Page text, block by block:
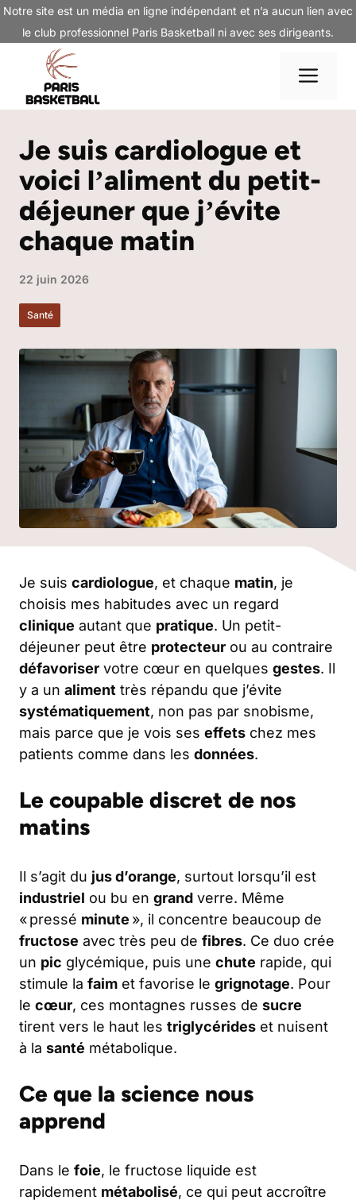
Aller
contenu
Notre site est un média en ligne indépendant et n’a aucun lien avec
le club professionnel Paris Basketball ni avec ses dirigeants.
Je suis cardiologue et
voici lʼaliment du petit-
déjeuner que jʼévite
chaque matin
22 juin 2026
Santé
Je suis cardiologue, et chaque matin, je
choisis mes habitudes avec un regard
clinique autant que pratique. Un petit-
déjeuner peut être protecteur ou au contraire
défavoriser votre cœur en quelques gestes. Il
y a un aliment très répandu que j’évite
systématiquement, non pas par snobisme,
mais parce que je vois ses effets chez mes
patients comme dans les données.
Le coupable discret de nos
matins
Il s’agit du jus d’orange, surtout lorsqu’il est
industriel ou bu en grand verre. Même
« pressé minute », il concentre beaucoup de
fructose avec très peu de fibres. Ce duo crée
un pic glycémique, puis une chute rapide, qui
stimule la faim et favorise le grignotage. Pour
le cœur, ces montagnes russes de sucre
tirent vers le haut les triglycérides et nuisent
à la santé métabolique.
Ce que la science nous
apprend
Dans le foie, le fructose liquide est
rapidement métabolisé, ce qui peut accroître